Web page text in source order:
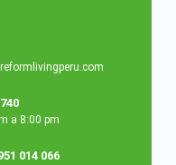
a 8:00 pm
014 066